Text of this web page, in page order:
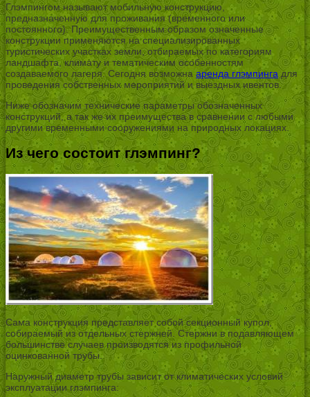
Глэмпингом называют мобильную конструкцию,
предназначенную для проживания (временного или
постоянного). Преимущественным образом означенные
конструкции применяются на специализированных
туристических участках земли, отбираемых по категориям
ландшафта, климату и тематическим особенностям
создаваемого лагеря. Сегодня возможна аренда глэмпинга для
проведения собственных мероприятий и выездных ивентов.
Ниже обозначим технические параметры обозначенных
конструкций, а так же их преимущества в сравнении с любыми
другими временными сооружениями на природных локациях.
Из чего состоит глэмпинг?
Сама конструкция представляет собой секционный купол,
собираемый из отдельных стержней. Стержни в подавляющем
большинстве случаев производятся из профильной
оцинкованной трубы.
Наружный диаметр трубы зависит от климатических условий
эксплуатации глэмпинга: